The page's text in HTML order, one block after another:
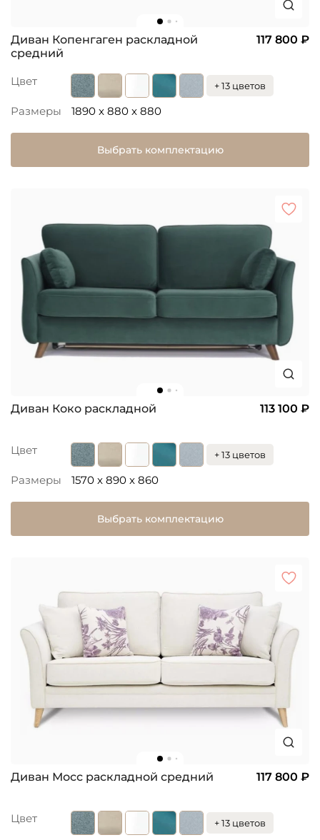
Диван Копенгаген раскладной
средний
117 800 ₽
Цвет + 13 цветов
Размеры 1890 x 880 x 880
Выбрать комплектацию
Диван Коко раскладной 113 100 ₽
Цвет + 13 цветов
Размеры 1570 x 890 x 860
Выбрать комплектацию
Диван Мосс раскладной средний 117 800 ₽
Цвет + 13 цветов